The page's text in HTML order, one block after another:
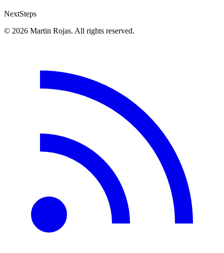
NextSteps
© 2026 Martin Rojas. All rights reserved.